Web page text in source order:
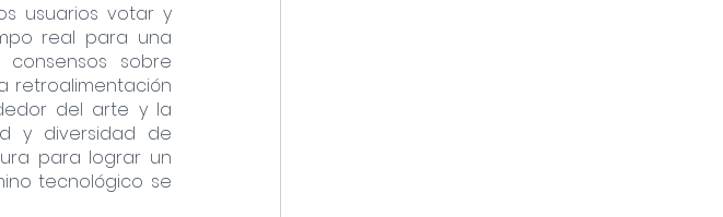
usuarios votar y
real para una
sobre
retroalimentación
del arte y la
y diversidad de
para lograr un
tecnológico se